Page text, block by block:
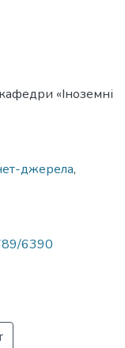
«Іноземні
джерела,
6390